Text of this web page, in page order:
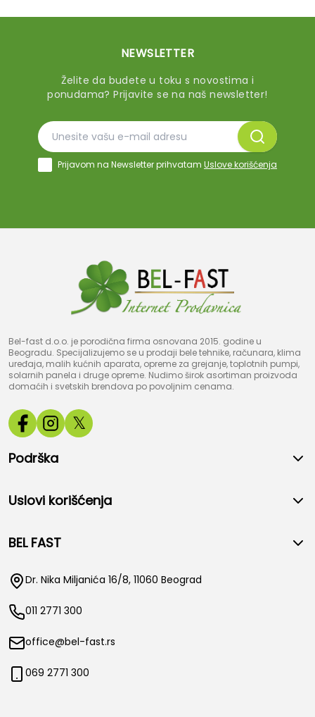
NEWSLETTER
Želite da budete u toku s novostima i
ponudama? Prijavite se na naš newsletter!
Prijavom na Newsletter prihvatam Uslove korišćenja
Bel-fast d.o.o. je porodična firma osnovana 2015. godine u
Beogradu. Specijalizujemo se u prodaji bele tehnike, računara, klima
uređaja, malih kućnih aparata, opreme za grejanje, toplotnih pumpi,
solarnih panela i druge opreme. Nudimo širok asortiman proizvoda
domaćih i svetskih brendova po povoljnim cenama.
𝕏
Podrška
Uslovi korišćenja
BEL FAST
Dr. Nika Miljanića 16/8, 11060 Beograd
011 2771 300
office@bel-fast.rs
069 2771 300